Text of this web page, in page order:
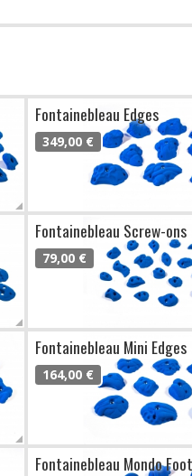
Fontainebleau Edges
349,00 €
Fontainebleau Screw-ons
79,00 €
Fontainebleau Mini Edges
164,00 €
Fontainebleau Mondo